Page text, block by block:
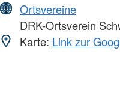
Ortsvereine
DRK-Ortsverein
Karte: Link zur